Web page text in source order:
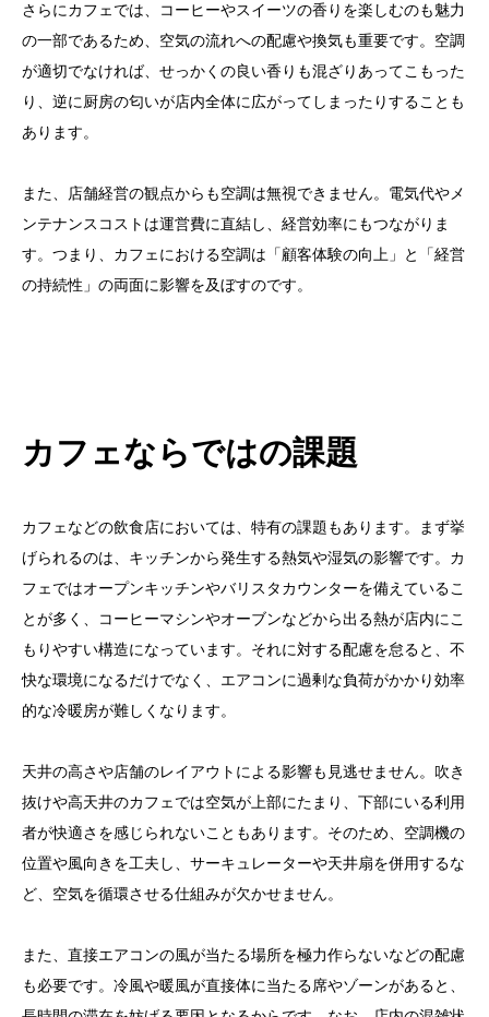
さらにカフェでは、コーヒーやスイーツの香りを楽しむのも魅力
の一部であるため、空気の流れへの配慮や換気も重要です。空調
が適切でなければ、せっかくの良い香りも混ざりあってこもった
り、逆に厨房の匂いが店内全体に広がってしまったりすることも
あります。
また、店舗経営の観点からも空調は無視できません。電気代やメ
ンテナンスコストは運営費に直結し、経営効率にもつながりま
す。つまり、カフェにおける空調は「顧客体験の向上」と「経営
の持続性」の両面に影響を及ぼすのです。
カフェならではの課題
カフェなどの飲食店においては、特有の課題もあります。まず挙
げられるのは、キッチンから発生する熱気や湿気の影響です。カ
フェではオープンキッチンやバリスタカウンターを備えているこ
とが多く、コーヒーマシンやオーブンなどから出る熱が店内にこ
もりやすい構造になっています。それに対する配慮を怠ると、不
快な環境になるだけでなく、エアコンに過剰な負荷がかかり効率
的な冷暖房が難しくなります。
天井の高さや店舗のレイアウトによる影響も見逃せません。吹き
抜けや高天井のカフェでは空気が上部にたまり、下部にいる利用
者が快適さを感じられないこともあります。そのため、空調機の
位置や風向きを工夫し、サーキュレーターや天井扇を併用するな
ど、空気を循環させる仕組みが欠かせません。
また、直接エアコンの風が当たる場所を極力作らないなどの配慮
も必要です。冷風や暖風が直接体に当たる席やゾーンがあると、